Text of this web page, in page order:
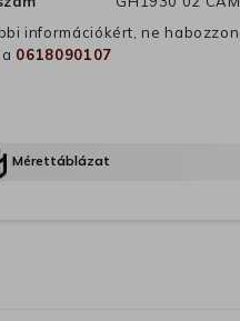
információkért, ne
0618090107
Mérettáblázat